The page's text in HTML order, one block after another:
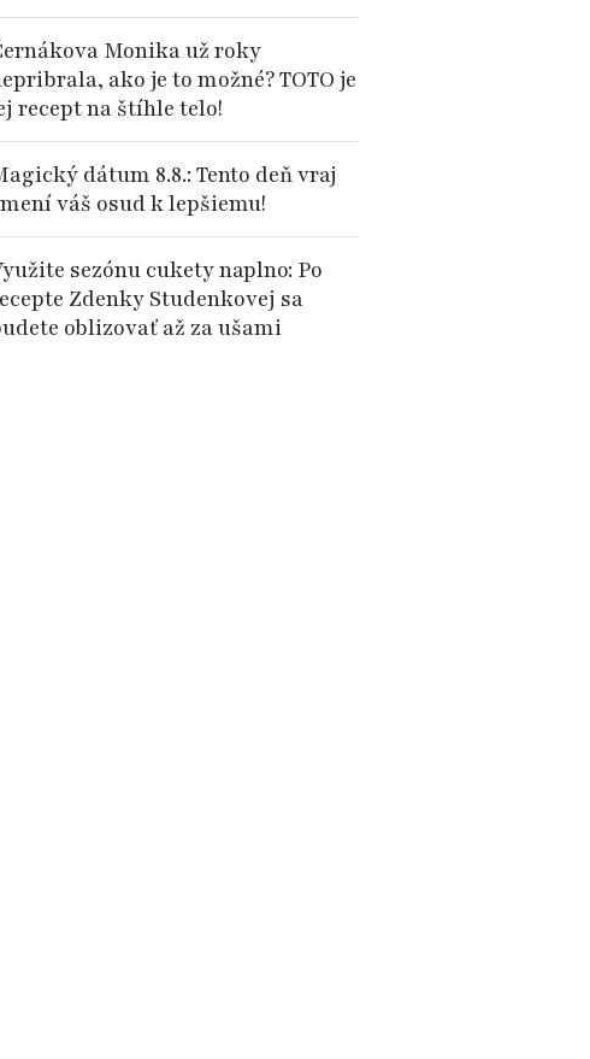
Monika už roky
ako je to možné? TOTO je
recept na štíhle telo!
dátum 8.8.: Tento deň vraj
váš osud k lepšiemu!
sezónu cukety naplno: Po
Zdenky Studenkovej sa
oblizovať až za ušami